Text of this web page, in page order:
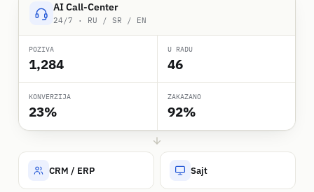
AI Call-Center
24/7 · RU / SR / EN
POZIVA
1,284
U RADU
46
KONVERZIJA
23%
ZAKAZANO
92%
CRM / ERP Sajt